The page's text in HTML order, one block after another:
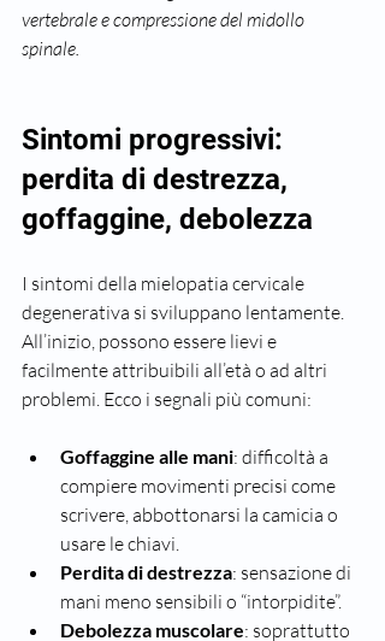
vertebrale e compressione del midollo
spinale.
Sintomi progressivi:
perdita di destrezza,
goffaggine, debolezza
I sintomi della mielopatia cervicale
degenerativa si sviluppano lentamente.
All’inizio, possono essere lievi e
facilmente attribuibili all’età o ad altri
problemi. Ecco i segnali più comuni:
Goffaggine alle mani: difficoltà a
compiere movimenti precisi come
scrivere, abbottonarsi la camicia o
usare le chiavi.
Perdita di destrezza: sensazione di
mani meno sensibili o “intorpidite”.
Debolezza muscolare: soprattutto